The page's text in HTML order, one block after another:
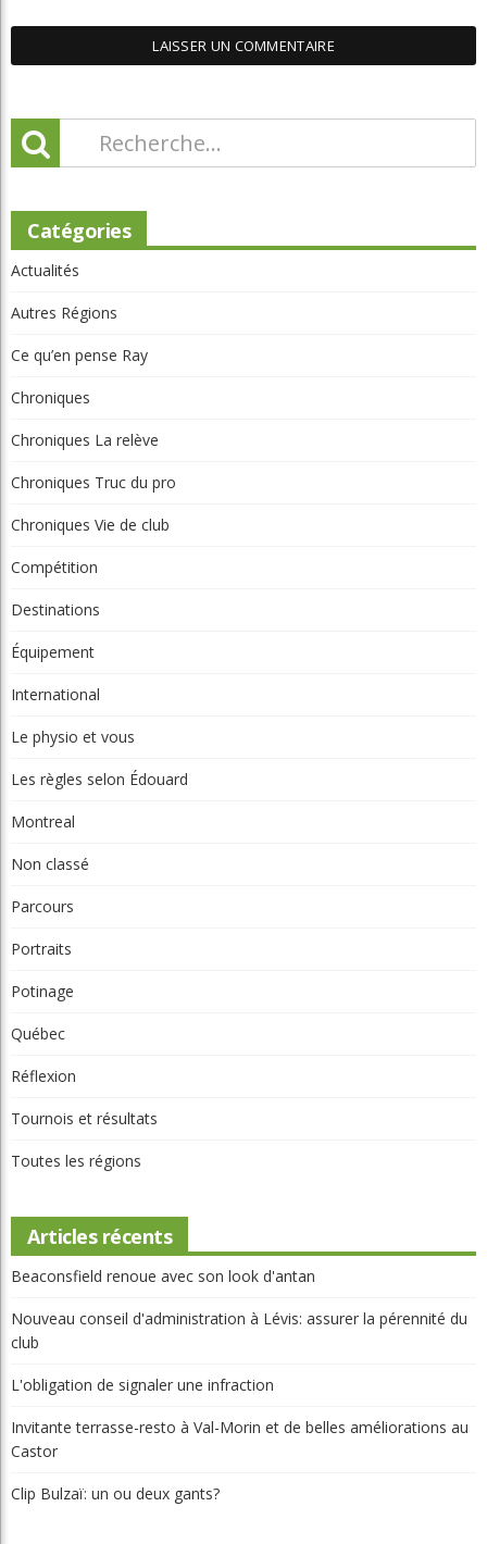
Catégories
Actualités
Autres Régions
Ce qu’en pense Ray
Chroniques
Chroniques La relève
Chroniques Truc du pro
Chroniques Vie de club
Compétition
Destinations
Équipement
International
Le physio et vous
Les règles selon Édouard
Montreal
Non classé
Parcours
Portraits
Potinage
Québec
Réflexion
Tournois et résultats
Toutes les régions
Articles récents
Beaconsfield renoue avec son look d'antan
Nouveau conseil d'administration à Lévis: assurer la pérennité du
club
L'obligation de signaler une infraction
Invitante terrasse-resto à Val-Morin et de belles améliorations au
Castor
Clip Bulzaï: un ou deux gants?